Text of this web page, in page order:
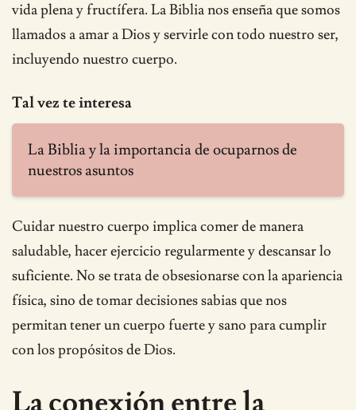
vida plena y fructífera. La Biblia nos enseña que somos
llamados a amar a Dios y servirle con todo nuestro ser,
incluyendo nuestro cuerpo.
Tal vez te interesa
La Biblia y la importancia de ocuparnos de
nuestros asuntos
Cuidar nuestro cuerpo implica comer de manera
saludable, hacer ejercicio regularmente y descansar lo
suficiente. No se trata de obsesionarse con la apariencia
física, sino de tomar decisiones sabias que nos
permitan tener un cuerpo fuerte y sano para cumplir
con los propósitos de Dios.